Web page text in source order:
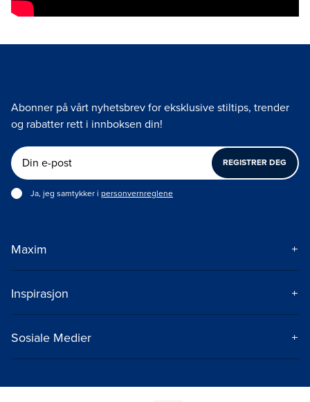
Abonner på vårt nyhetsbrev for eksklusive stiltips, trender
og rabatter rett i innboksen din!
REGISTRER DEG
Ja, jeg samtykker i personvernreglene
Maxim
Om Maxim
Kontakt
Frakt og levering
Spørsmål og svar
Inspirasjon
Treningstips
Treningsprogram
Styrketrening
Sosiale Medier
Instagram